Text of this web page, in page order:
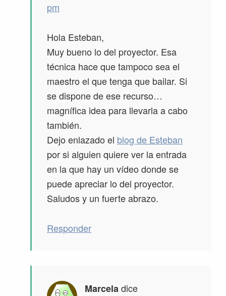
pm
Hola Esteban,
Muy bueno lo del proyector. Esa
técnica hace que tampoco sea el
maestro el que tenga que bailar. Si
se dispone de ese recurso…
magnífica idea para llevarla a cabo
también.
Dejo enlazado el blog de Esteban
por si alguien quiere ver la entrada
en la que hay un vídeo donde se
puede apreciar lo del proyector.
Saludos y un fuerte abrazo.
Responder
Marceladice